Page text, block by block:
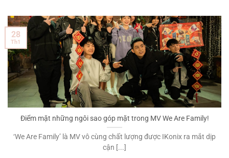
Điểm mặt những ngôi sao góp mặt trong MV We Are Family!
‘We Are Family’ là MV vô cùng chất lượng được IKonix ra mắt dịp
cận [...]
28
Th1